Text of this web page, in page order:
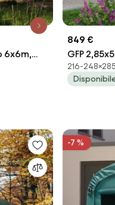
6x6m,
849 €
GFP
alluminio
216-
-7 %